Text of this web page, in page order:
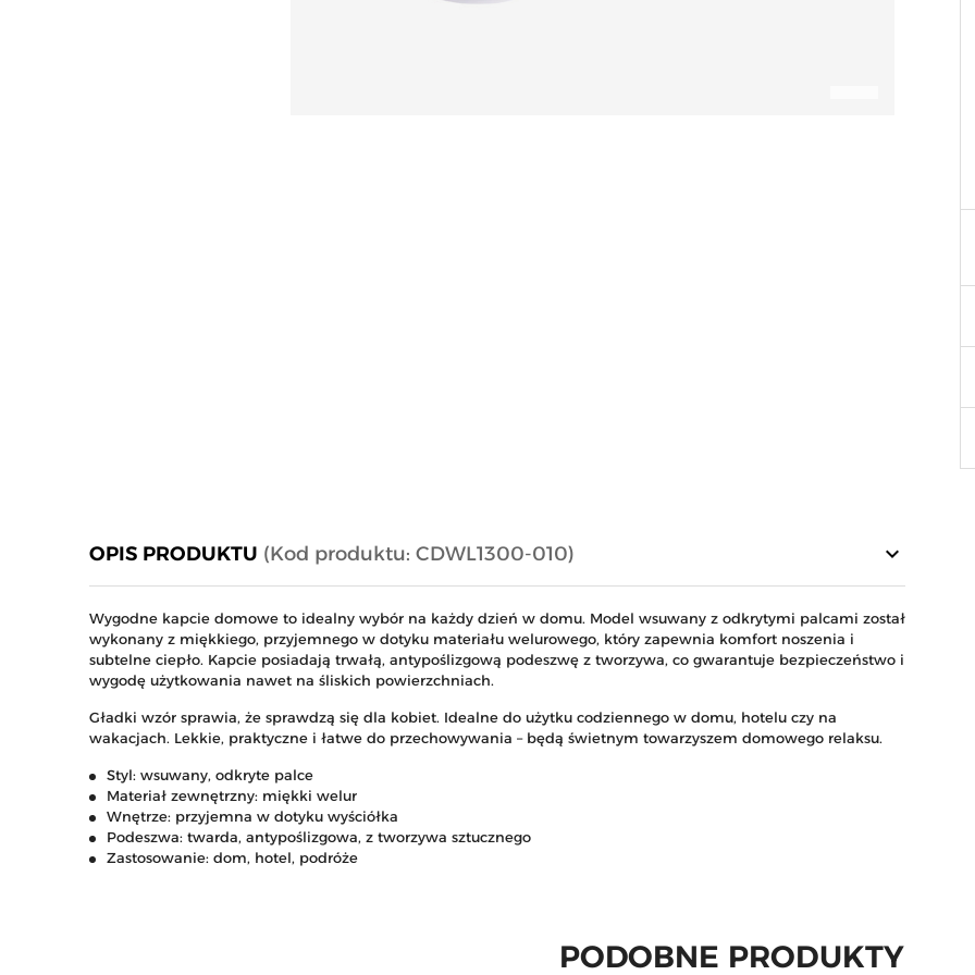
keyboard_arrow_down
OPIS PRODUKTU (Kod produktu: CDWL1300-010)
Wygodne kapcie domowe to idealny wybór na każdy dzień w domu. Model wsuwany z odkrytymi palcami został
wykonany z miękkiego, przyjemnego w dotyku materiału welurowego, który zapewnia komfort noszenia i
subtelne ciepło. Kapcie posiadają trwałą, antypoślizgową podeszwę z tworzywa, co gwarantuje bezpieczeństwo i
wygodę użytkowania nawet na śliskich powierzchniach.
Gładki wzór sprawia, że sprawdzą się dla kobiet. Idealne do użytku codziennego w domu, hotelu czy na
wakacjach. Lekkie, praktyczne i łatwe do przechowywania – będą świetnym towarzyszem domowego relaksu.
Styl: wsuwany, odkryte palce
Materiał zewnętrzny: miękki welur
Wnętrze: przyjemna w dotyku wyściółka
Podeszwa: twarda, antypoślizgowa, z tworzywa sztucznego
Zastosowanie: dom, hotel, podróże
PODOBNE PRODUKTY